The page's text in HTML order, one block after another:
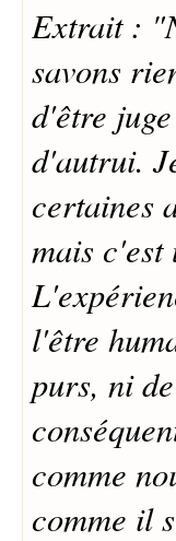
Extrait :
savons
d'être
d'autrui.
certaines
mais
l'être
purs, ni
comme
comme il